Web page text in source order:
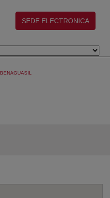
(abre en nueva ventana)
SEDE ELECTRONICA
BENAGUASIL